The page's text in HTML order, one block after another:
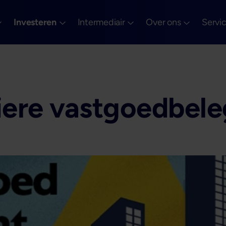
Investeren Intermediair Over ons